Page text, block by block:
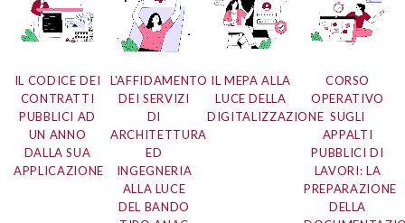
IL CODICE DEI
CONTRATTI
PUBBLICI AD
UN ANNO
DALLA SUA
APPLICAZIONE
L'AFFIDAMENTO
DEI SERVIZI
DI
ARCHITETTURA
ED
INGEGNERIA
ALLA LUCE
DEL BANDO
IL MEPA ALLA
LUCE DELLA
DIGITALIZZAZIONE
CORSO
OPERATIVO
SUGLI
APPALTI
PUBBLICI DI
LAVORI: LA
PREPARAZIONE
DELLA